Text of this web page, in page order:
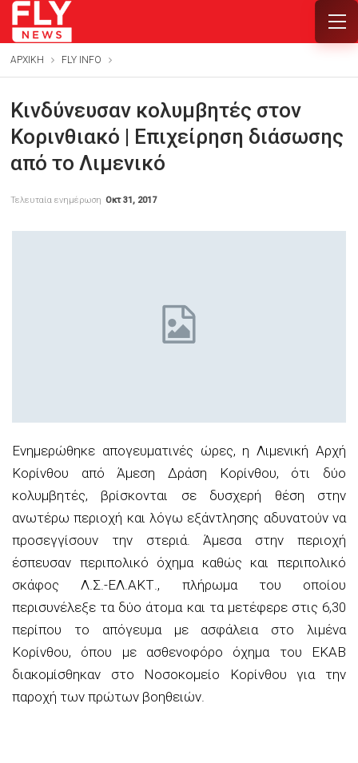
ΑΡΧΙΚΗ FLY INFO
Κινδύνευσαν κολυμβητές στον
Κορινθιακό | Επιχείρηση διάσωσης
από το Λιμενικό
Τελευταία ενημέρωση Οκτ 31, 2017
Ενημερώθηκε απογευματινές ώρες, η Λιμενική Αρχή
Κορίνθου από Άμεση Δράση Κορίνθου, ότι δύο
κολυμβητές, βρίσκονται σε δυσχερή θέση στην
ανωτέρω περιοχή και λόγω εξάντλησης αδυνατούν να
προσεγγίσουν την στεριά. Άμεσα στην περιοχή
έσπευσαν περιπολικό όχημα καθώς και περιπολικό
σκάφος Λ.Σ.-ΕΛ.ΑΚΤ., πλήρωμα του οποίου
περισυνέλεξε τα δύο άτομα και τα μετέφερε στις 6,30
περίπου το απόγευμα με ασφάλεια στο λιμένα
Κορίνθου, όπου με ασθενοφόρο όχημα του ΕΚΑΒ
διακομίσθηκαν στο Νοσοκομείο Κορίνθου για την
παροχή των πρώτων βοηθειών.